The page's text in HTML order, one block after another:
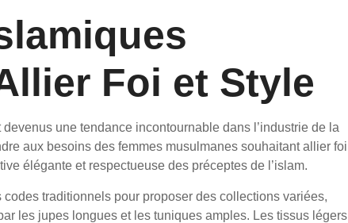
Foi et Style
une tendance incontournable dans l’industrie de la
aux besoins des femmes musulmanes souhaitant allier foi
élégante et respectueuse des préceptes de l’islam.
traditionnels pour proposer des collections variées,
les jupes longues et les tuniques amples. Les tissus légers